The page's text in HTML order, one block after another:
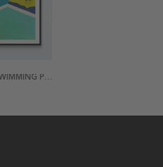
PLAKAT SWIMMING POOL 2